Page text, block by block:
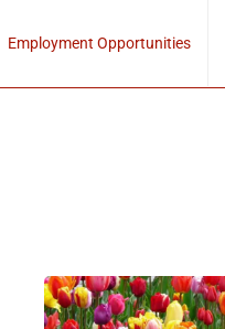
Employment Opportunities